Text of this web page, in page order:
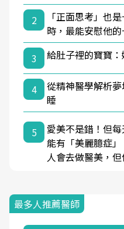
2
「正面思考」也
時，最能安慰他
3
給肚子裡的寶寶
4
從精神醫學解析
睡
5
愛美不是錯！但
能有「美麗臆症
人會去做醫美，
最多人推薦醫師